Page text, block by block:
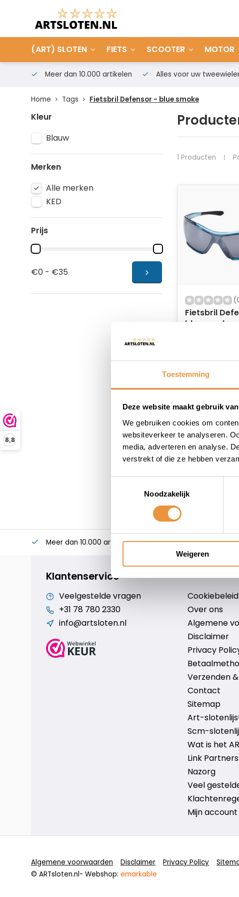
Toestemming
Deze website maakt gebruik
We gebruiken cookies om
websiteverkeer te analyseren.
media, adverteren en analyse.
verstrekt of die ze hebben
Noodzakelijk
Weigeren
8,8
(ART) SLOTEN FIETS SCOOTER MOTOR
Meer dan 10.000 artikelen Alles voor uw
Home Tags Fietsbril Defensor - blue smoke
Kleur
Blauw
Merken
Alle merken
KED
Prijs
€0 - €35
1 Producten
Fietsbril
blue smoke
41,95
Meer dan 10.000 artikelen Alles voor uw
Klantenservice
Veelgestelde vragen
+31 78 780 2330
info@artsloten.nl
Cookiebeleid
Over ons
Algemene
Disclaimer
Privacy
Verzenden
Contact
Sitemap
Art-
Scm-
Wat is het
Link Partners
Nazorg
Veel
Mijn account
Algemene voorwaarden Disclaimer Privacy Policy
© ARTsloten.nl- Webshop: emarkable